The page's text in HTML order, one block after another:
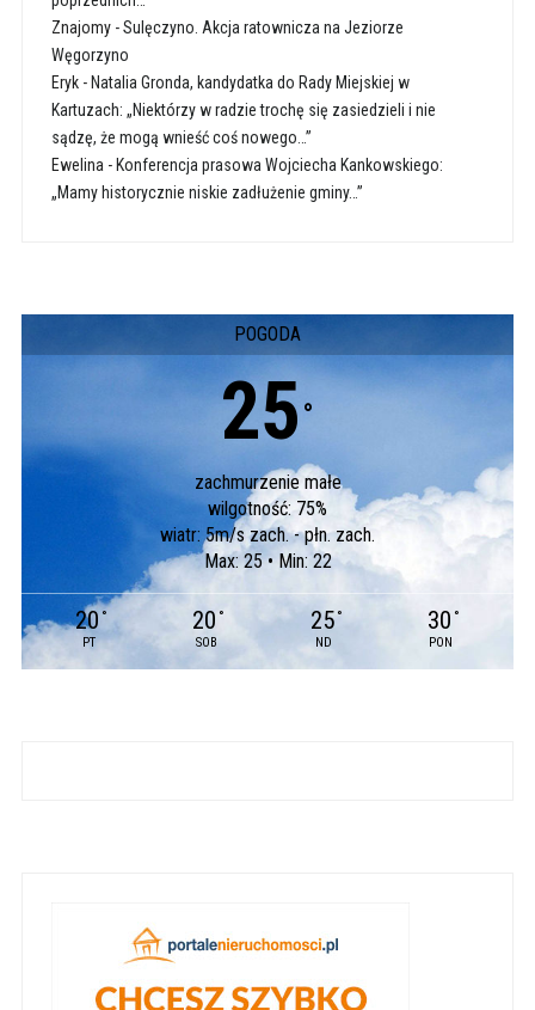
Znajomy-Sulęczyno. Akcja ratownicza na Jeziorze
Węgorzyno
Eryk- Natalia Gronda, kandydatka do Rady Miejskiej w
Kartuzach: „Niektórzy w radzie trochę się zasiedzieli i nie
sądzę, że mogą wnieść coś nowego…”
Ewelina - Konferencja prasowa Wojciecha Kankowskiego:
„Mamy historycznie niskie zadłużenie gminy…”
POGODA
25 °
zachmurzenie małe
wilgotność: 75%
wiatr: 5m/s zach. - płn. zach.
Max: 25 • Min: 22
20 °
PT
20 °
SOB
25 °
ND
30 °
PON